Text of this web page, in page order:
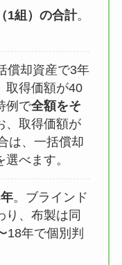
1組）の合計。
償却資産で3年
取得価額が40
例で全額をそ
、取得価額が
は、一括償却
べます。
。ブラインド
り、布製は同
18年で個別判